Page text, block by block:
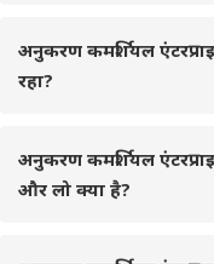
अनुकरण कमर्शियल
रहा?
अनुकरण कमर्शियल
और लो क्या है?